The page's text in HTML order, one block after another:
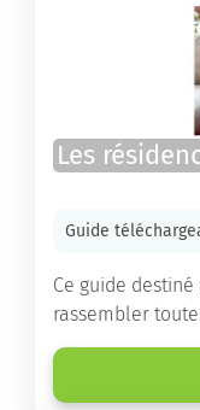
Les
Guide
Ce guide
rassembler
choisir la